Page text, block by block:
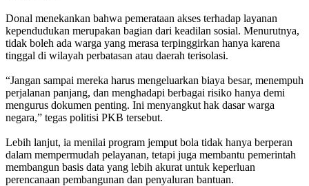
Donal menekankan bahwa pemerataan akses terhadap layanan
kependudukan merupakan bagian dari keadilan sosial. Menurutnya,
tidak boleh ada warga yang merasa terpinggirkan hanya karena
tinggal di wilayah perbatasan atau daerah terisolasi.
“Jangan sampai mereka harus mengeluarkan biaya besar, menempuh
perjalanan panjang, dan menghadapi berbagai risiko hanya demi
mengurus dokumen penting. Ini menyangkut hak dasar warga
negara,” tegas politisi PKB tersebut.
Lebih lanjut, ia menilai program jemput bola tidak hanya berperan
dalam mempermudah pelayanan, tetapi juga membantu pemerintah
membangun basis data yang lebih akurat untuk keperluan
perencanaan pembangunan dan penyaluran bantuan.